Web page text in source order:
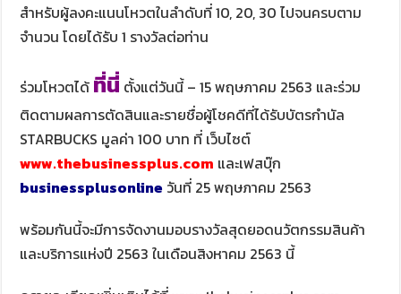
สำหรับผู้ลงคะแนนโหวตในลำดับที่ 10, 20, 30 ไปจนครบตาม
จำนวน โดยได้รับ 1 รางวัลต่อท่าน
ร่วมโหวตได้ ที่นี่ ตั้งแต่วันนี้ – 15 พฤษภาคม 2563 และร่วม
ติดตามผลการตัดสินและรายชื่อผู้โชคดีที่ได้รับบัตรกำนัล
STARBUCKS มูลค่า 100 บาท ที่ เว็บไซต์
www.thebusinessplus.com และเฟสบุ๊ก
businessplusonline วันที่ 25 พฤษภาคม 2563
พร้อมกันนี้จะมีการจัดงานมอบรางวัลสุดยอดนวัตกรรมสินค้า
และบริการแห่งปี 2563 ในเดือนสิงหาคม 2563 นี้